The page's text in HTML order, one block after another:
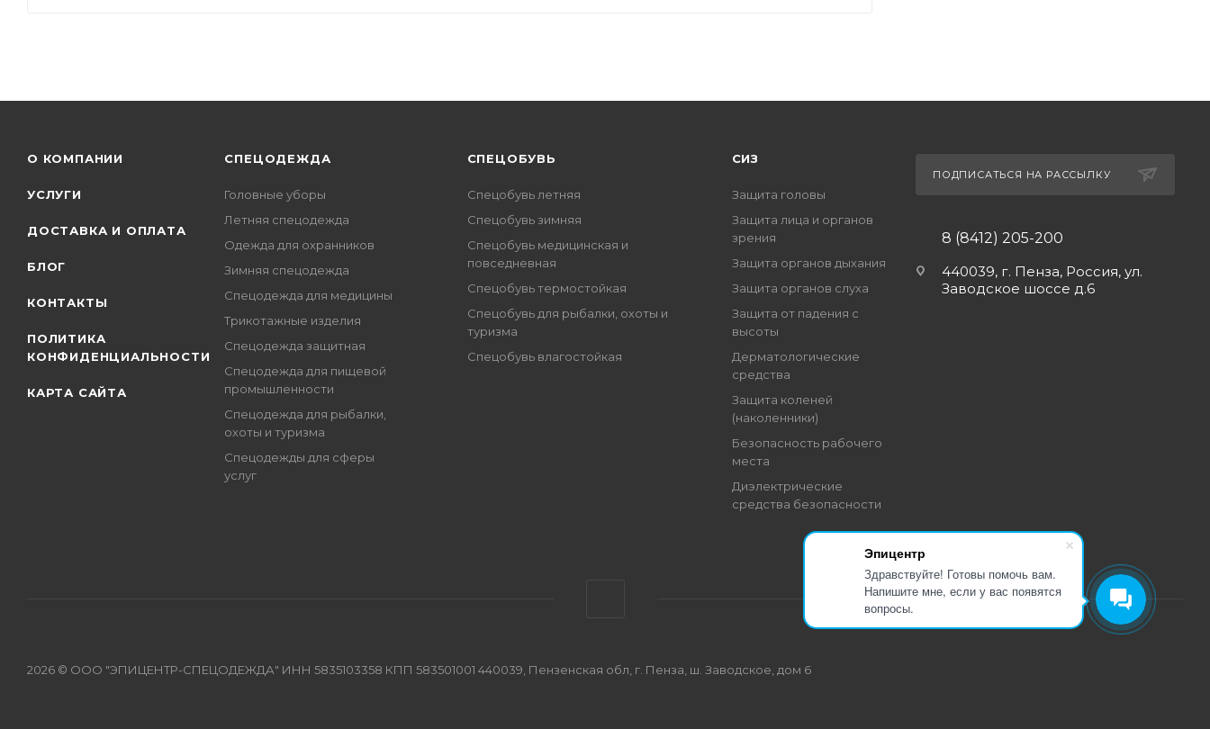
Эпицентр
Здравствуйте! Готовы помочь вам.
Напишите мне, если у вас появятся
вопросы.
О КОМПАНИИ
УСЛУГИ
ДОСТАВКА И ОПЛАТА
БЛОГ
КОНТАКТЫ
ПОЛИТИКА
КОНФИДЕНЦИАЛЬНОСТИ
КАРТА САЙТА
СПЕЦОДЕЖДА
Головные уборы
Летняя спецодежда
Одежда для охранников
Зимняя спецодежда
Спецодежда для медицины
Трикотажные изделия
Спецодежда защитная
Спецодежда для пищевой
промышленности
Спецодежда для рыбалки,
охоты и туризма
Спецодежды для сферы
услуг
CПЕЦОБУВЬ
Спецобувь летняя
Спецобувь зимняя
Спецобувь медицинская и
повседневная
Спецобувь термостойкая
Спецобувь для рыбалки, охоты и
туризма
Спецобувь влагостойкая
СИЗ
Защита головы
Защита лица и органов
зрения
Защита органов дыхания
Защита органов слуха
Защита от падения с
высоты
Дерматологические
средства
Защита коленей
(наколенники)
Безопасность рабочего
места
Диэлектрические
средства безопасности
ПОДПИСАТЬСЯ НА РАССЫЛКУ
8 (8412) 205-200
440039, г. Пенза, Россия, ул.
Заводское шоссе д.6
2026 © ООО "ЭПИЦЕНТР-СПЕЦОДЕЖДА" ИНН 5835103358 КПП 583501001 440039, Пензенская обл, г. Пенза, ш. Заводское, дом 6